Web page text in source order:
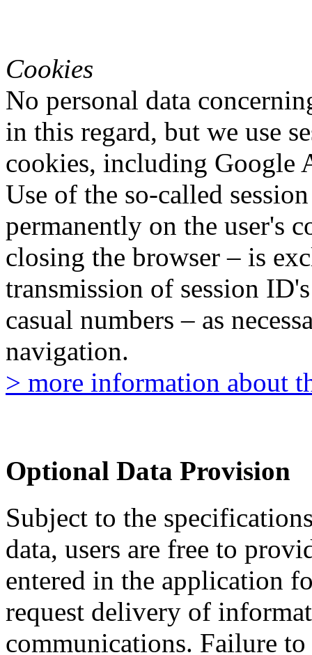
Cookies
No personal data
in this regard, but we use
cookies, including Google
Use of the so-called
permanently on the user's
closing the browser – is
transmission of session
casual numbers – as
navigation.
> more information about
Optional Data Provision
Subject to the
data, users are free to
entered in the application
request delivery of
communications. Failure